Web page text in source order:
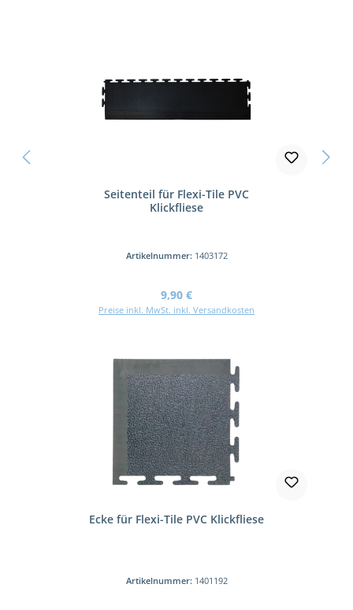
Seitenteil für Flexi-Tile PVC
Klickfliese
Artikelnummer: 1403172
Regulärer Preis:
9,90 €
Preise inkl. MwSt. inkl. Versandkosten
Ecke für Flexi-Tile PVC Klickfliese
Artikelnummer: 1401192